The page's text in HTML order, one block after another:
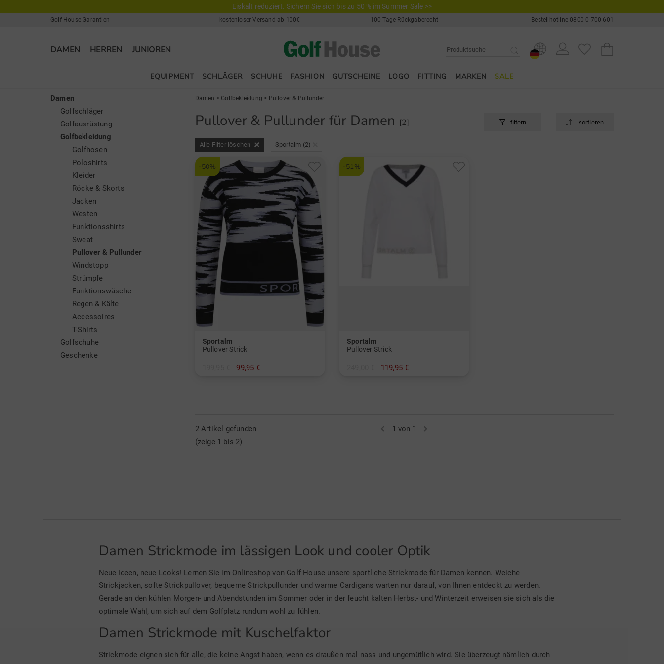
Eiskalt reduziert. Sichern Sie sich bis zu 50 % im Summer Sale >>
Golf House Garantien kostenloser Versand ab 100€ 100 Tage Rückgaberecht Bestellhotline 0800 0 700 601
DAMEN HERREN JUNIOREN
EQUIPMENT SCHLÄGER SCHUHE FASHION GUTSCHEINE LOGO FITTING MARKEN SALE
Damen
Golfschläger
Golfausrüstung
Golfbekleidung
Golfhosen
Poloshirts
Kleider
Röcke & Skorts
Jacken
Westen
Funktionsshirts
Sweat
Pullover & Pullunder
Windstopp
Strümpfe
Funktionswäsche
Regen & Kälte
Accessoires
T-Shirts
Golfschuhe
Geschenke
Damen > Golfbekleidung > Pullover & Pullunder
Pullover & Pullunder für Damen [2] filtern sortieren
Alle Filter löschen Sportalm (2)
-50%
Sportalm
Pullover Strick
99,95 €
-51%
Sportalm
Pullover Strick
119,95 €
2 Artikel gefunden
(zeige 1 bis 2)
1 von 1
Damen Strickmode im lässigen Look und cooler Optik
Neue Ideen, neue Looks! Lernen Sie im Onlineshop von Golf House unsere sportliche Strickmode für Damen kennen. Weiche
Strickjacken, softe Strickpullover, bequeme Strickpullunder und warme Cardigans warten nur darauf, von Ihnen entdeckt zu werden.
Gerade an den kühlen Morgen- und Abendstunden im Sommer oder in der feucht kalten Herbst- und Winterzeit erweisen sie sich als die
optimale Wahl, um sich auf dem Golfplatz rundum wohl zu fühlen.
Damen Strickmode mit Kuschelfaktor
Strickmode eignen sich für alle, die keine Angst haben, wenn es draußen mal nass und ungemütlich wird. Sie überzeugt nämlich durch